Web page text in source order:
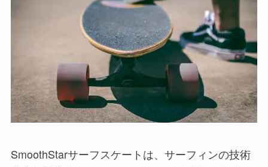
SmoothStarサーフスケートは、サーフィンの技術